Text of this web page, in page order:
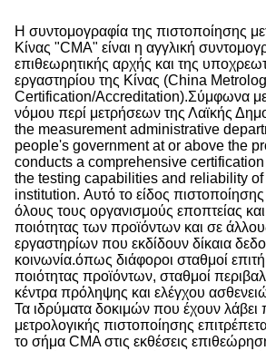
Η συντομογραφία της πιστοποίησης
Κίνας "CMA" είναι η αγγλική
επιθεωρητικής αρχής και της
εργαστηρίου της Κίνας (China
Certification/Accreditation).Σύμφωνα με
νόμου περί μετρήσεων της Λαϊκής
the measurement administrative
people's government at or above the
conducts a comprehensive
the testing capabilities and reliability of
institution. Αυτό το είδος
όλους τους οργανισμούς εποπτείας
ποιότητας των προϊόντων και σε
εργαστηρίων που εκδίδουν δίκαια
κοινωνία.όπως διάφοροι σταθμοί
ποιότητας προϊόντων, σταθμοί
κέντρα πρόληψης και ελέγχου
Τα ιδρύματα δοκιμών που έχουν λάβει
μετρολογικής πιστοποίησης
το σήμα CMA στις εκθέσεις